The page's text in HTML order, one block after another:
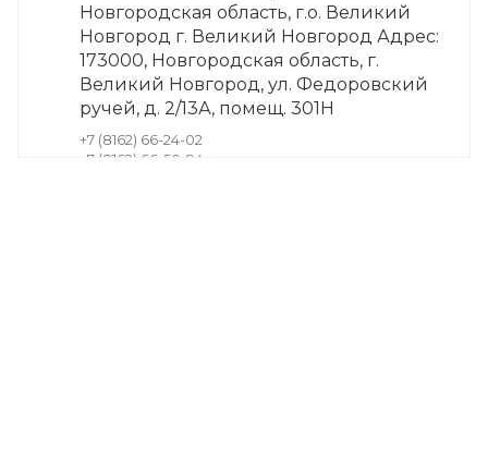
Новгородская область, г.о. Великий
Новгород г. Великий Новгород Адрес:
173000, Новгородская область, г.
Великий Новгород, ул. Федоровский
ручей, д. 2/13А, помещ. 301Н
+7 (8162) 66-24-02
+7 (8162) 66-50-94